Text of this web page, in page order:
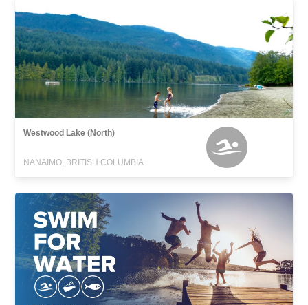
Westwood Lake (North)
NANAIMO, BRITISH COLUMBIA